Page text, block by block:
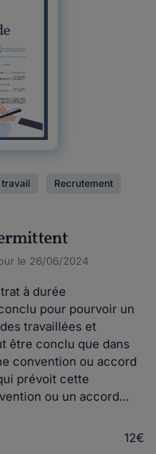
travail Recrutement
le 26/06/2024
à durée
pour pourvoir un
travaillées et
être conclu que dans
convention ou accord
prévoit cette
ou un accord...
12€